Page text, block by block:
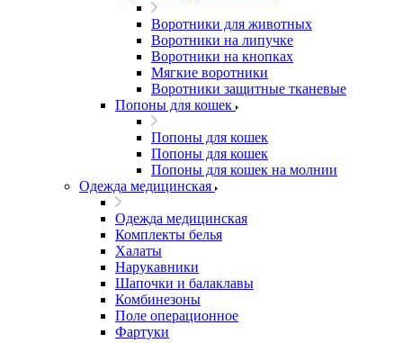
Воротники для животных
Воротники на липучке
Воротники на кнопках
Мягкие воротники
Воротники защитные тканевые
Попоны для кошек
Попоны для кошек
Попоны для кошек
Попоны для кошек на молнии
Одежда медицинская
Одежда медицинская
Комплекты белья
Халаты
Нарукавники
Шапочки и балаклавы
Комбинезоны
Поле операционное
Фартуки